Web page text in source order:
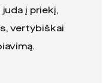
į priekį,
vertybiškai